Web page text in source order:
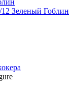
Зеленый Гоблин